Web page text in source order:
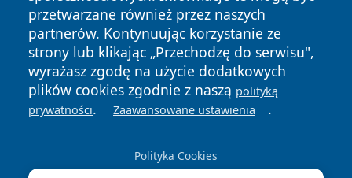
przetwarzane również przez naszych
partnerów. Kontynuując korzystanie ze
strony lub klikając „Przechodzę do serwisu",
wyrażasz zgodę na użycie dodatkowych
plików cookies zgodnie z naszą polityką
prywatności. Zaawansowane ustawienia .
Polityka Cookies
zastrzeżone.
News Autorzy
Polityka
Prywatności
Polityka
Cookies